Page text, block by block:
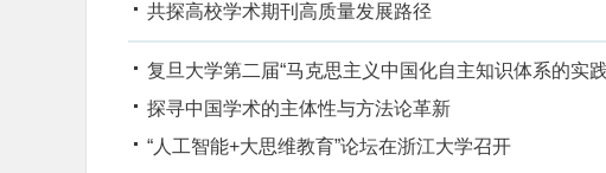
共探高校学术期刊高质量发展路径
复旦大学第二届“马克思主义中国化自主知识体系的实
探寻中国学术的主体性与方法论革新
“人工智能+大思维教育”论坛在浙江大学召开